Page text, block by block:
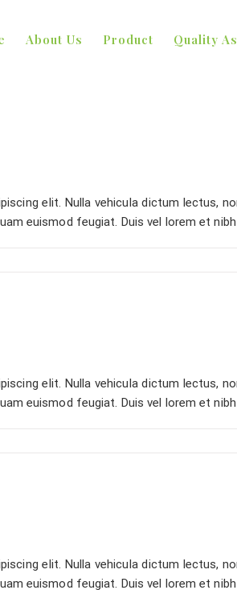
About Us Product Quality
elit. Nulla vehicula dictum lectus,
euismod feugiat. Duis vel lorem et
elit. Nulla vehicula dictum lectus,
euismod feugiat. Duis vel lorem et
elit. Nulla vehicula dictum lectus,
euismod feugiat. Duis vel lorem et